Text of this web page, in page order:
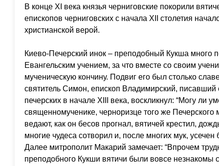
В конце ХI века князья черниговские покорили
епископов черниговских с начала XII столетия
христианской верой.
Киево-Печерский инок – преподобный Кукша много
Евангельским учением, за что вместе со своим
мученическую кончину. Подвиг его был столько
святитель Симон, епископ Владимирский, писавший
печерских в начале ХIII века, воскликнул: “Могу ли
священномученике, черноризце того же
ведают, как он бесов прогнал, вятичей крестил,
многие чудеса сотворил и, после многих мук,
Далее митрополит Макарий замечает: “Впрочем
преподобного Кукши вятичи были вовсе незнакомы